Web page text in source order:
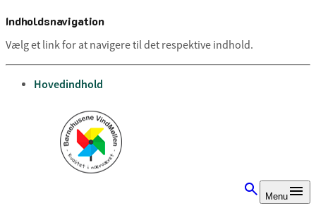
Indholdsnavigation
Vælg et link for at navigere til det respektive indhold.
gå til
Hovedindhold
Menu